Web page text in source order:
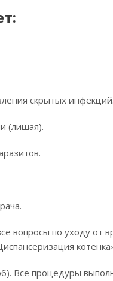
скрытых инфекций.
(лишая).
вопросы по уходу от
Все процедуры